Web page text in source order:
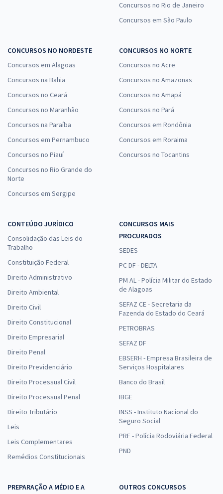
Concursos no Rio de Janeiro
Concursos em São Paulo
CONCURSOS NO NORDESTE
Concursos em Alagoas
Concursos na Bahia
Concursos no Ceará
Concursos no Maranhão
Concursos na Paraíba
Concursos em Pernambuco
Concursos no Piauí
Concursos no Rio Grande do
Norte
Concursos em Sergipe
CONCURSOS NO NORTE
Concursos no Acre
Concursos no Amazonas
Concursos no Amapá
Concursos no Pará
Concursos em Rondônia
Concursos em Roraima
Concursos no Tocantins
CONTEÚDO JURÍDICO
Consolidação das Leis do
Trabalho
Constituição Federal
Direito Administrativo
Direito Ambiental
Direito Civil
Direito Constitucional
Direito Empresarial
Direito Penal
Direito Previdenciário
Direito Processual Civil
Direito Processual Penal
Direito Tributário
Leis
Leis Complementares
Remédios Constitucionais
CONCURSOS MAIS
PROCURADOS
SEDES
PC DF - DELTA
PM AL - Polícia Militar do Estado
de Alagoas
SEFAZ CE - Secretaria da
Fazenda do Estado do Ceará
PETROBRAS
SEFAZ DF
EBSERH - Empresa Brasileira de
Serviços Hospitalares
Banco do Brasil
IBGE
INSS - Instituto Nacional do
Seguro Social
PRF - Polícia Rodoviária Federal
PND
PREPARAÇÃO A MÉDIO E A
OUTROS CONCURSOS